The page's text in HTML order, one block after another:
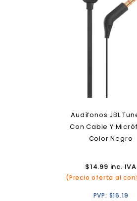
Audífonos JBL
Con Cable Y
Color Negro
$14.99 inc. IVA
(Precio oferta al
PVP: $16.19